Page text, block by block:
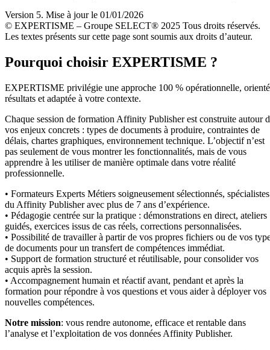
Version 5. Mise à jour le 01/01/2026
© EXPERTISME – Groupe SELECT® 2025 Tous droits réservés.
Les textes présents sur cette page sont soumis aux droits d’auteur.
Pourquoi choisir EXPERTISME ?
EXPERTISME privilégie une approche 100 % opérationnelle,
résultats et adaptée à votre contexte.
Chaque session de formation Affinity Publisher est construite autour
vos enjeux concrets : types de documents à produire, contraintes de
délais, chartes graphiques, environnement technique. L’objectif n’est
pas seulement de vous montrer les fonctionnalités, mais de vous
apprendre à les utiliser de manière optimale dans votre réalité
professionnelle.
• Formateurs Experts Métiers soigneusement sélectionnés, spécialistes
du Affinity Publisher avec plus de 7 ans d’expérience.
• Pédagogie centrée sur la pratique : démonstrations en direct, ateliers
guidés, exercices issus de cas réels, corrections personnalisées.
• Possibilité de travailler à partir de vos propres fichiers ou de vos
de documents pour un transfert de compétences immédiat.
• Support de formation structuré et réutilisable, pour consolider vos
acquis après la session.
• Accompagnement humain et réactif avant, pendant et après la
formation pour répondre à vos questions et vous aider à déployer vos
nouvelles compétences.
Notre mission: vous rendre autonome, efficace et rentable dans
l’analyse et l’exploitation de vos données Affinity Publisher.